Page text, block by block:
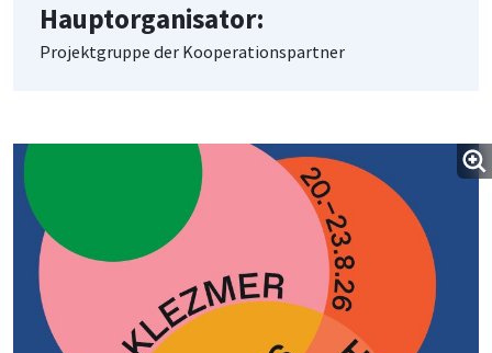
Hauptorganisator:
Projektgruppe der Kooperationspartner